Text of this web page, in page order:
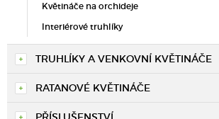
Květináče na orchideje
Interiérové truhlíky
TRUHLÍKY A VENKOVNÍ KVĚTINÁČE
RATANOVÉ KVĚTINÁČE